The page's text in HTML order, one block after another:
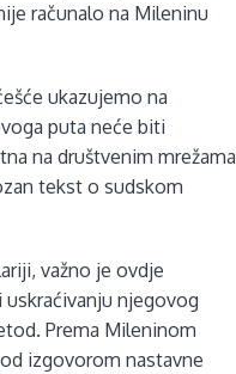
računalo na Mileninu
ukazujemo na
puta neće biti
na društvenim mrežama
tekst o sudskom
važno je ovdje
njegovog
Prema Mileninom
izgovorom nastavne